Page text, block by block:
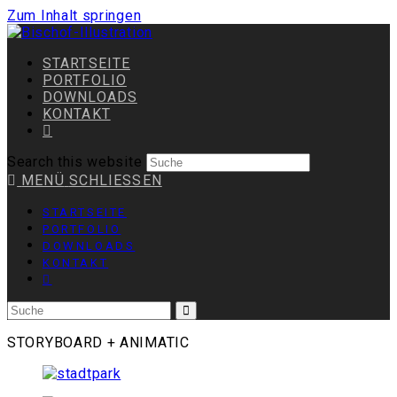
Zum Inhalt springen
STARTSEITE
PORTFOLIO
DOWNLOADS
KONTAKT
Search this website
MENÜ SCHLIESSEN
STARTSEITE
PORTFOLIO
DOWNLOADS
KONTAKT
STORYBOARD + ANIMATIC